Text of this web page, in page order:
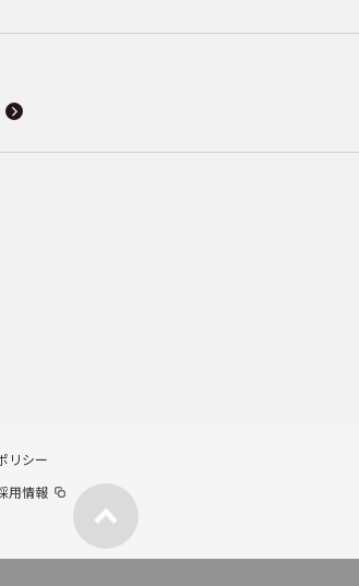
リシー
用情報